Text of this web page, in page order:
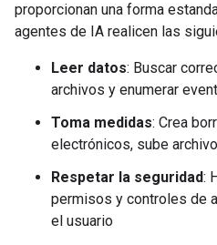
proporcionan una forma
agentes de IA realicen las
Leer datos: Buscar
archivos y enumerar
Toma medidas: Crea
electrónicos, sube
Respetar la seguridad:
permisos y controles de
el usuario